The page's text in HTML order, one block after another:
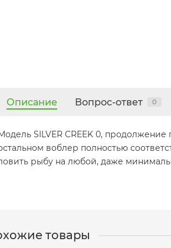
Описание Вопрос-ответ 0
SILVER CREEK 0,
воблер полностью
рыбу на любой, даже
товары